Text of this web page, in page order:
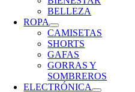
BELLEZA
ROPA
CAMISETAS
SHORTS
GAFAS
GORRAS Y
SOMBREROS
ELECTRÓNICA